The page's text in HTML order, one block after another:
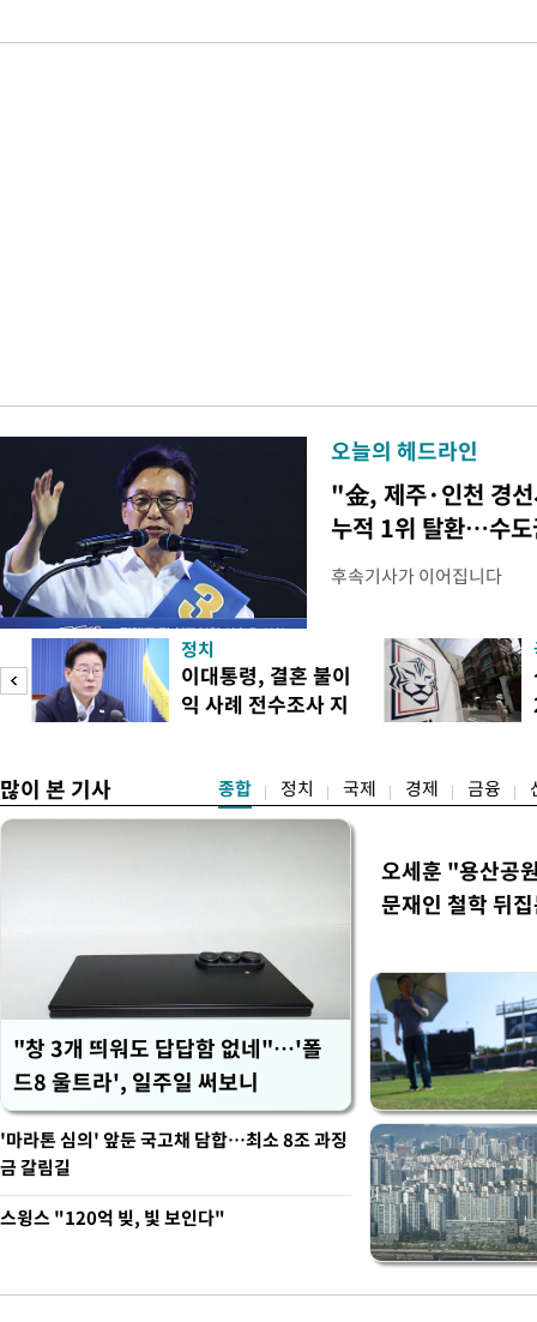
오늘의 헤드라인
"金, 제주·인천 경
누적 1위 탈환…수도
후속기사가 이어집니다
정치
이대통령, 결혼 불이
익 사례 전수조사 지
많이 본 기사 종합 정치 국제 경제 금융
"창 3개 띄워도 답답함 없네"…'폴
드8 울트라', 일주일 써보니
오세훈 "용산공
문재인 철학 뒤
'마라톤 심의' 앞둔 국고채 담합…최소 8조 과징
금 갈림길
스윙스 "120억 빚, 빛 보인다"